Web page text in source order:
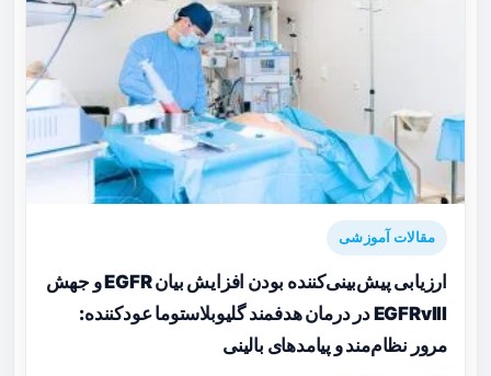
مقالات آموزشی
ارزیابی پیش‌بینی‌کننده بودن افزایش بیان EGFR و جهش
EGFRvIII در درمان هدفمند گلیوبلاستوما عودکننده:
مرور نظام‌مند و پیامدهای بالینی